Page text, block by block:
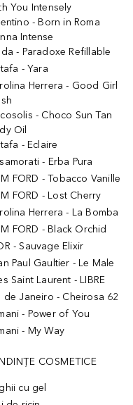
You Intensely
- Born in Roma
Intense
- Paradoxe Refillable
- Yara
Herrera - Good Girl
- Choco Sun Tan
Oil
- Eclaire
- Erba Pura
FORD - Tobacco Vanille
FORD - Lost Cherry
Herrera - La Bomba
FORD - Black Orchid
- Sauvage Elixir
Paul Gaultier - Le Male
Saint Laurent - LIBRE
de Janeiro - Cheirosa 62
- Power of You
- My Way
COSMETICE
cu gel